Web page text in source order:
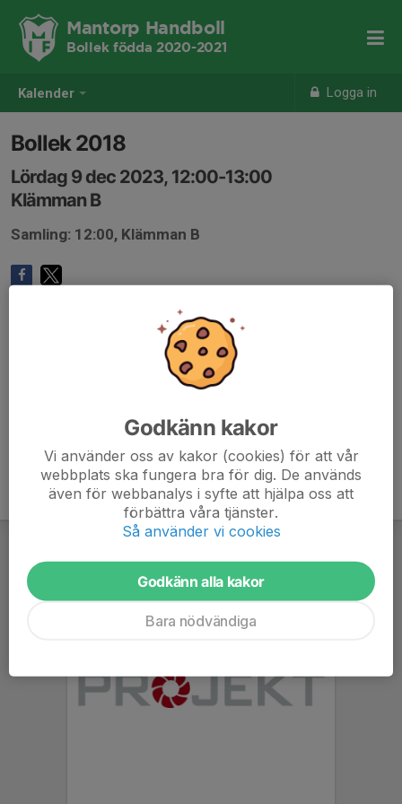
Kalender Logga in
Mantorp Handboll
Bollek födda 2020-2021
Bollek 2018
Lördag 9 dec 2023, 12:00-13:00
Klämman B
Samling: 12:00, Klämman B
Godkänn kakor
Vi använder oss av kakor (cookies) för att vår
webbplats ska fungera bra för dig. De används
även för webbanalys i syfte att hjälpa oss att
förbättra våra tjänster.
Så använder vi cookies
Godkänn alla kakor
Bara nödvändiga